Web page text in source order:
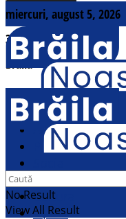
miercuri, august 5, 2026
31°c
Brăila
Contact
Actualitate
Politic
Cultural
Opinii
No Result
View All Result